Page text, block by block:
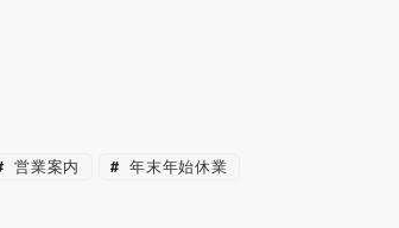
営業案内
年末年始休業